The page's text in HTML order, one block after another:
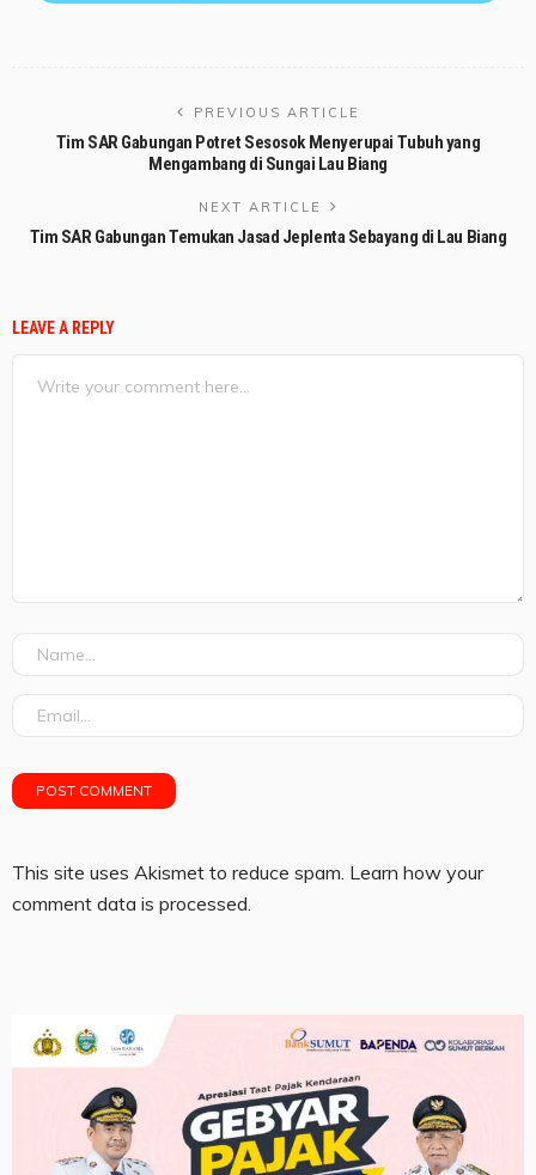
PREVIOUS ARTICLE
Tim SAR Gabungan Potret Sesosok Menyerupai Tubuh yang
Mengambang di Sungai Lau Biang
NEXT ARTICLE
Tim SAR Gabungan Temukan Jasad Jeplenta Sebayang di Lau Biang
LEAVE A REPLY
This site uses Akismet to reduce spam. Learn how your
comment data is processed.